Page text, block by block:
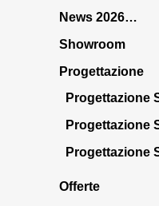
News 2026…
Showroom
Progettazione
Progettazione
Progettazione
Progettazione
Offerte